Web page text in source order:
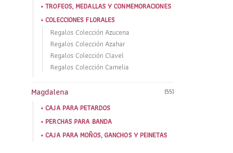
TROFEOS, MEDALLAS Y CONMEMORACIONES
COLECCIONES FLORALES
Regalos Colección Azucena
Regalos Colección Azahar
Regalos Colección Clavel
Regalos Colección Camelia
Magdalena (55)
CAJA PARA PETARDOS
PERCHAS PARA BANDA
CAJA PARA MOÑOS, GANCHOS Y PEINETAS